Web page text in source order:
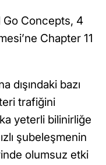
Go Concepts, 4
Chapter 11
dışındaki bazı
trafiğini
yeterli bilinirliğe
şubeleşmenin
olumsuz etki